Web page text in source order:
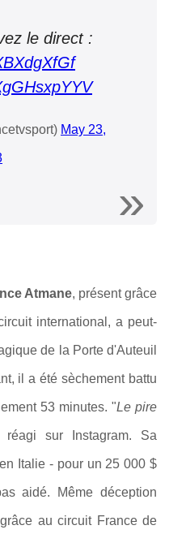
le direct :
May 23,
Atmane, présent grâce
international, a peut-
de la Porte d'Auteuil
il a été sèchement battu
53 minutes. "Le pire
sur Instagram. Sa
Italie - pour un 25 000 $
aidé. Même déception
au circuit France de